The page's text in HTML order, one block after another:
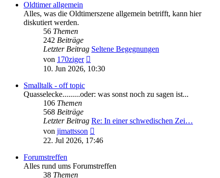
Oldtimer allgemein
Alles, was die Oldtimerszene allgemein betrifft, kann hier
diskutiert werden.
56 Themen
242 Beiträge
Letzter Beitrag Seltene Begegnungen
von 170ziger
Beitrag
10. Jun 2026, 10:30
Smalltalk - off topic
Quasselecke.........oder: was sonst noch zu sagen ist...
106 Themen
568 Beiträge
Letzter Beitrag Re: In einer schwedischen Zei…
von jimattsson
Beitrag
22. Jul 2026, 17:46
Forumstreffen
Alles rund ums Forumstreffen
38 Themen